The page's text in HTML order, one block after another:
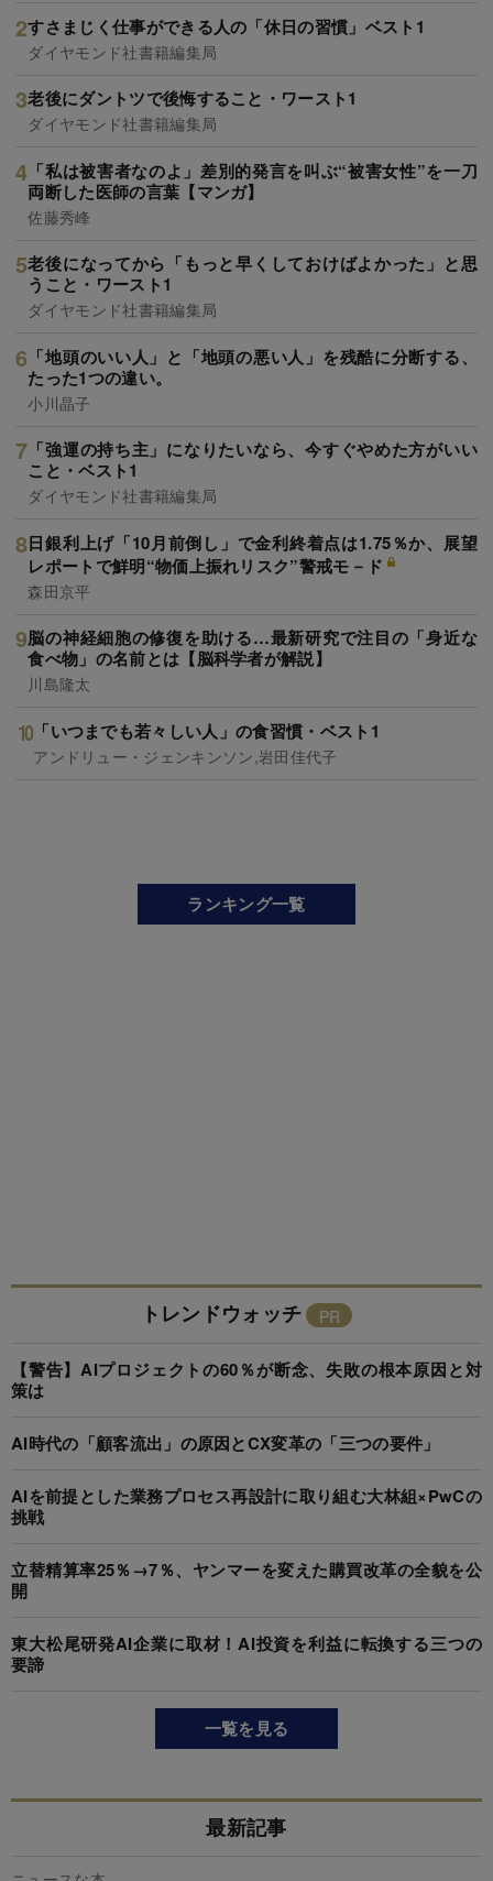
すさまじく仕事ができる人の「休日の習慣」ベスト1
ダイヤモンド社書籍編集局
老後にダントツで後悔すること・ワースト1
ダイヤモンド社書籍編集局
「私は被害者なのよ」差別的発言を叫ぶ“被害女性”を一刀
両断した医師の言葉【マンガ】
佐藤秀峰
老後になってから「もっと早くしておけばよかった」と思
うこと・ワースト1
ダイヤモンド社書籍編集局
「地頭のいい人」と「地頭の悪い人」を残酷に分断する、
たった1つの違い。
小川晶子
「強運の持ち主」になりたいなら、今すぐやめた方がいい
こと・ベスト1
ダイヤモンド社書籍編集局
日銀利上げ「10月前倒し」で金利終着点は1.75％か、展望
レポートで鮮明“物価上振れリスク”警戒モ－ド
森田京平
脳の神経細胞の修復を助ける…最新研究で注目の「身近な
食べ物」の名前とは【脳科学者が解説】
川島隆太
「いつまでも若々しい人」の食習慣・ベスト1
アンドリュー・ジェンキンソン,岩田佳代子
ランキング一覧
トレンドウォッチ
【警告】AIプロジェクトの60％が断念、失敗の根本原因と対
策は
AI時代の「顧客流出」の原因とCX変革の「三つの要件」
AIを前提とした業務プロセス再設計に取り組む大林組×PwCの
挑戦
立替精算率25％→7％、ヤンマーを変えた購買改革の全貌を公
開
東大松尾研発AI企業に取材！AI投資を利益に転換する三つの
要諦
一覧を見る
最新記事